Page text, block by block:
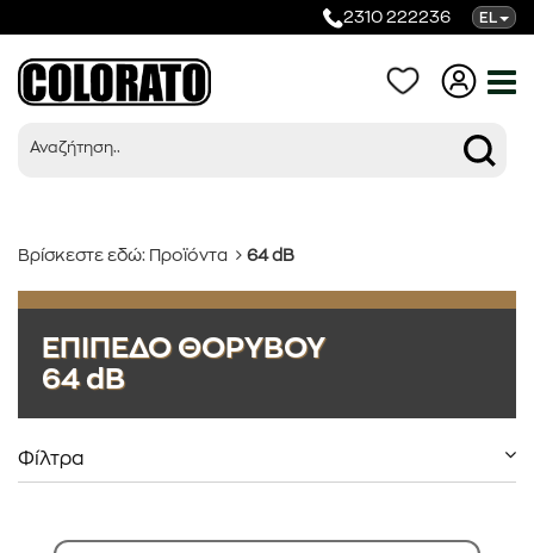
2310 222236 EL
Κατηγορίες
Βρίσκεστε εδώ: Προϊόντα 64 dB
ΕΠΙΠΕΔΟ ΘΟΡΥΒΟΥ
64 dB
Φίλτρα